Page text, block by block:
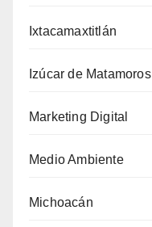
Ixtacamaxtitlán
Izúcar de Matamoros
Marketing Digital
Medio Ambiente
Michoacán